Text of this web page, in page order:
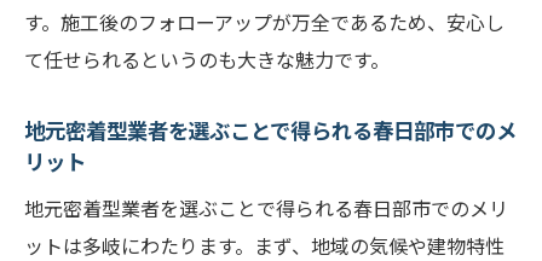
す。施工後のフォローアップが万全であるため、安心し
て任せられるというのも大きな魅力です。
地元密着型業者を選ぶことで得られる春日部市でのメ
リット
地元密着型業者を選ぶことで得られる春日部市でのメリ
ットは多岐にわたります。まず、地域の気候や建物特性